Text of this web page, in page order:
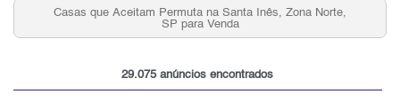
Condomínios Fechados 2 Quartos Serra da Cantareira
para Venda, Zona Norte, SP
29.075 anúncios encontrados